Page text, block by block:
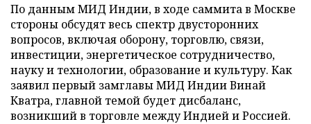
По данным МИД Индии, в ходе саммита в Москве
стороны обсудят весь спектр двусторонних
вопросов, включая оборону, торговлю, связи,
инвестиции, энергетическое сотрудничество,
науку и технологии, образование и культуру. Как
заявил первый замглавы МИД Индии Винай
Кватра, главной темой будет дисбаланс,
возникший в торговле между Индией и Россией.